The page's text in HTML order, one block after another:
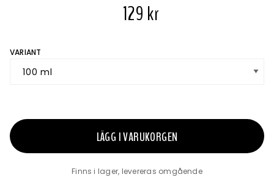
129 kr
VARIANT
LÄGG I VARUKORGEN
Finns i lager, levereras omgående